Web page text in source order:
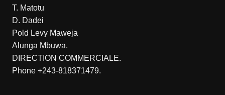
T. Matotu
D. Dadei
Pold Levy Maweja
Alunga Mbuwa.
DIRECTION COMMERCIALE.
Phone +243-818371479.